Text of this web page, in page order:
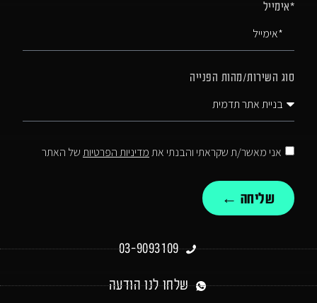
*אימייל
סוג השירות/מהות הפנייה
אני מאשר/ת שקראתי והבנתי אתמדיניות הפרטיותשל האתר
שליחה ←
03-9093109
שלחו לנו הודעה